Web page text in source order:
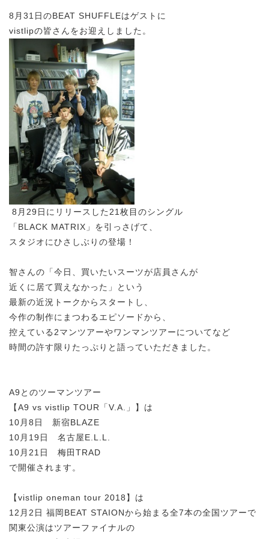
8月31日のBEAT SHUFFLEはゲストに
vistlipの皆さんをお迎えしました。
8月29日にリリースした21枚目のシングル
「BLACK MATRIX」を引っさげて、
スタジオにひさしぶりの登場！
智さんの「今日、買いたいスーツが店員さんが
近くに居て買えなかった」という
最新の近況トークからスタートし、
今作の制作にまつわるエピソードから、
控えている2マンツアーやワンマンツアーについてなど
時間の許す限りたっぷりと語っていただきました。
A9とのツーマンツアー
【A9 vs vistlip TOUR「V.A.」】は
10月8日 新宿BLAZE
10月19日 名古屋E.L.L.
10月21日 梅田TRAD
で開催されます。
【vistlip oneman tour 2018】は
12月2日 福岡BEAT STAIONから始まる全7本の全国ツアーで
関東公演はツアーファイナルの